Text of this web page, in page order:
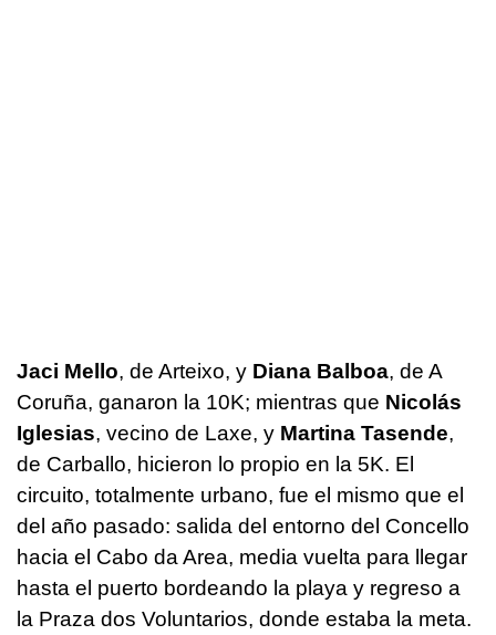
Jaci Mello, de Arteixo, y Diana Balboa, de A
Coruña, ganaron la 10K; mientras que Nicolás
Iglesias, vecino de Laxe, y Martina Tasende,
de Carballo, hicieron lo propio en la 5K. El
circuito, totalmente urbano, fue el mismo que el
del año pasado: salida del entorno del Concello
hacia el Cabo da Area, media vuelta para llegar
hasta el puerto bordeando la playa y regreso a
la Praza dos Voluntarios, donde estaba la meta.